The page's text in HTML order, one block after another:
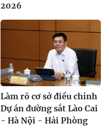
2026
Làm rõ cơ sở điều chỉnh
Dự án đường sắt Lào Cai
- Hà Nội - Hải Phòng